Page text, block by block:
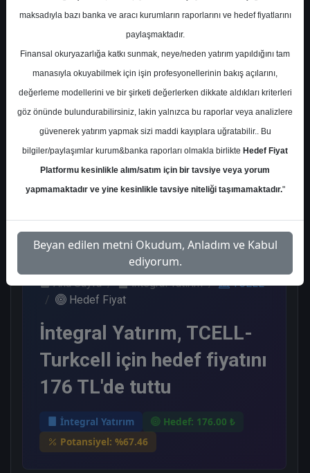
Ortalama Fiyat Tahmini
Ortalama Getiri Potansiyeli
Kurum Sayısı
20
12 1
Üstü Get.
5
Yok
2
Ana Sayfa İntegral Yatırım
TCELL
Hedef Fiyat
İntegral Yatırım, TCELL-
Turkcell için hedef fiyatını
176 TL'de tuttu
İntegral Yatırım
Hedef: 176.00 ₺
Potansiyel: %67.46
maksadıyla bazı banka ve aracı kurumların raporlarını ve hedef fiyatlarını
paylaşmaktadır.
Finansal okuryazarlığa katkı sunmak, neye/neden yatırım yapıldığını tam
manasıyla okuyabilmek için işin profesyonellerinin bakış açılarını,
değerleme modellerini ve bir şirketi değerlerken dikkate aldıkları kriterleri
göz önünde bulundurabilirsiniz, lakin yalnızca bu raporlar veya analizlere
güvenerek yatırım yapmak sizi maddi kayıplara uğratabilir.. Bu
bilgiler/paylaşımlar kurum&banka raporları olmakla birlikte Hedef Fiyat
Platformu kesinlikle alım/satım için bir tavsiye veya yorum
yapmamaktadır ve yine kesinlikle tavsiye niteliği taşımamaktadır."
Beyan edilen metni Okudum, Anladım ve Kabul
ediyorum.